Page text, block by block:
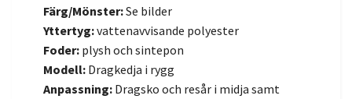
Färg/Mönster:Se bilder
Yttertyg:vattenavvisande polyester
Foder: plysh och sintepon
Modell: Dragkedja i rygg
Anpassning: Dragsko och resår i midja samt